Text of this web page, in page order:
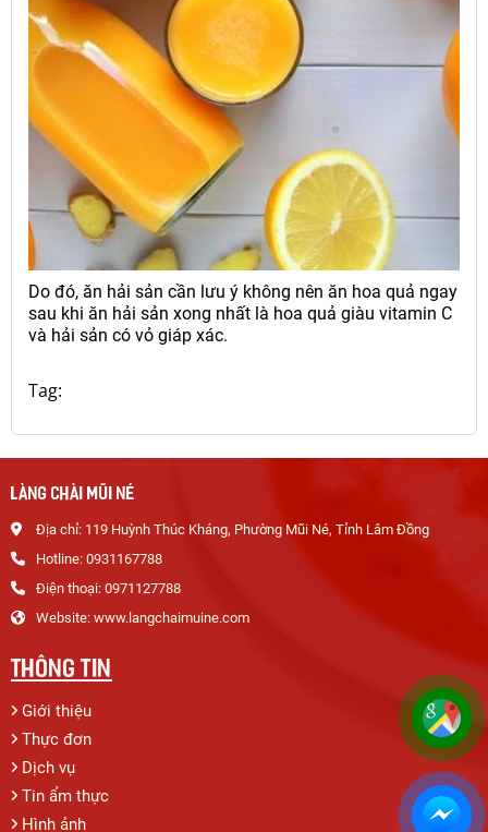
Do đó, ăn hải sản cần lưu ý không nên ăn hoa quả ngay
sau khi ăn hải sản xong nhất là hoa quả giàu vitamin C
và hải sản có vỏ giáp xác.
Tag:
LÀNG CHÀI MŨI NÉ
Địa chỉ: 119 Huỳnh Thúc Kháng, Phường Mũi Né, Tỉnh Lâm Đồng
Hotline: 0931167788
Điện thoại: 0971127788
Website: www.langchaimuine.com
THÔNG TIN
Giới thiệu
Thực đơn
Dịch vụ
Tin ẩm thực
Hình ảnh